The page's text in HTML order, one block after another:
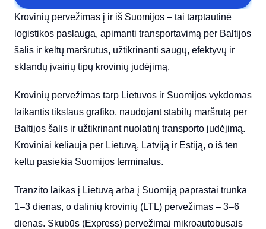
Krovinių pervežimas į ir iš Suomijos – tai tarptautinė
logistikos paslauga, apimanti transportavimą per Baltijos
šalis ir keltų maršrutus, užtikrinanti saugų, efektyvų ir
sklandų įvairių tipų krovinių judėjimą.
Krovinių pervežimas tarp Lietuvos ir Suomijos vykdomas
laikantis tikslaus grafiko, naudojant stabilų maršrutą per
Baltijos šalis ir užtikrinant nuolatinį transporto judėjimą.
Kroviniai keliauja per Lietuvą, Latviją ir Estiją, o iš ten
keltu pasiekia Suomijos terminalus.
Tranzito laikas į Lietuvą arba į Suomiją paprastai trunka
1–3 dienas, o dalinių krovinių (LTL) pervežimas – 3–6
dienas. Skubūs (Express) pervežimai mikroautobusais